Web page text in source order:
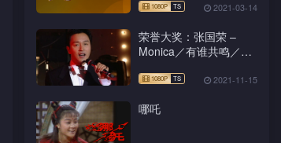
2021-03-14
荣誉大奖：张国荣 –
Monica／有谁共鸣／左
2021-11-15
哪吒